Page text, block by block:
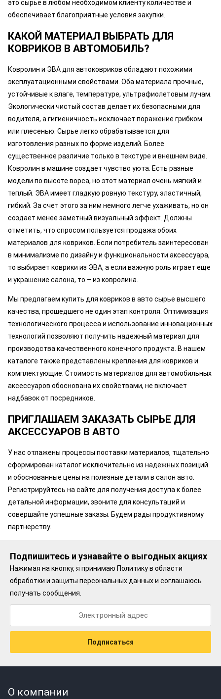
это сырье в любом необходимом клиенту количестве и
обеспечивает благоприятные условия закупки.
КАКОЙ МАТЕРИАЛ ВЫБРАТЬ ДЛЯ
КОВРИКОВ В АВТОМОБИЛЬ?
Ковролин и ЭВА для автоковриков обладают похожими
эксплуатационными свойствами. Оба материала прочные,
устойчивые к влаге, температуре, ультрафиолетовым лучам.
Экологически чистый состав делает их безопасными для
водителя, а гигиеничность исключает поражение грибком
или плесенью. Сырье легко обрабатывается для
изготовления разных по форме изделий. Более
существенное различие только в текстуре и внешнем виде.
Ковролин в машине создает чувство уюта. Есть разные
модели по высоте ворса, но этот материал очень мягкий и
теплый. ЭВА имеет гладкую ровную текстуру, эластичный,
гибкий. За счет этого за ним немного легче ухаживать, но он
создает менее заметный визуальный эффект. Должны
отметить, что спросом пользуется продажа обоих
материалов для ковриков. Если потребитель заинтересован
в минимализме по дизайну и функциональности аксессуара,
то выбирает коврики из ЭВА, а если важную роль играет еще
и украшение салона, то – из ковролина.
Мы предлагаем купить для ковриков в авто сырье высшего
качества, прошедшего не один этап контроля. Оптимизация
технологического процесса и использование инновационных
технологий позволяют получить надежный материал для
производства качественного конечного продукта. В нашем
каталоге также представлены крепления для ковриков и
комплектующие. Стоимость материалов для автомобильных
аксессуаров обоснована их свойствами, не включает
надбавок от посредников.
ПРИГЛАШАЕМ ЗАКАЗАТЬ СЫРЬЕ ДЛЯ
АКСЕССУАРОВ В АВТО
У нас отлажены процессы поставки материалов, тщательно
сформирован каталог исключительно из надежных позиций
и обоснованные цены на полезные детали в салон авто.
Регистрируйтесь на сайте для получения доступа к более
детальной информации, звоните для консультаций и
совершайте успешные заказы. Будем рады продуктивному
партнерству.
Подпишитесь и узнавайте о выгодных акциях
Нажимая на кнопку, я принимаю Политику в области
обработки и защиты персональных данныхи соглашаюсь
получать сообщения.
Подписаться
О компании